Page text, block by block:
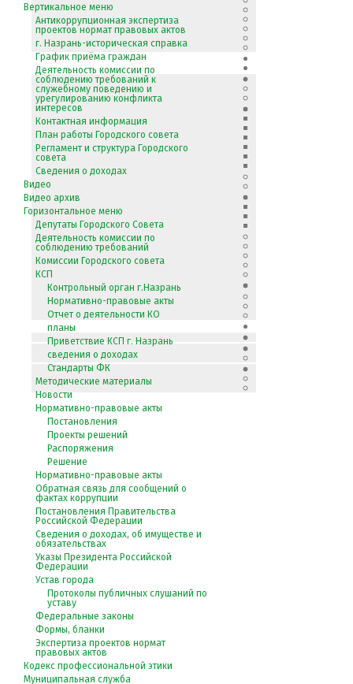
Вертикальное меню
Антикоррупционная экспертиза
проектов нормат правовых актов
г. Назрань-историческая справка
График приёма граждан
Деятельность комиссии по
соблюдению требований к
служебному поведению и
урегулированию конфликта
интересов
Контактная информация
План работы Городского совета
Регламент и структура Городского
совета
Сведения о доходах
Видео
Видео архив
Горизонтальное меню
Депутаты Городского Совета
Деятельность комиссии по
соблюдению требований
Комиссии Городского совета
КСП
Контрольный орган г.Назрань
Нормативно-правовые акты
Отчет о деятельности КО
планы
Приветствие КСП г. Назрань
сведения о доходах
Стандарты ФК
Методические материалы
Новости
Нормативно-правовые акты
Постановления
Проекты решений
Распоряжения
Решение
Нормативно-правовые акты
Обратная связь для сообщений о
фактах коррупции
Постановления Правительства
Российской Федерации
Сведения о доходах, об имуществе и
обязательствах
Указы Президента Российской
Федерации
Устав города
Протоколы публичных слушаний по
уставу
Федеральные законы
Формы, бланки
Экспертиза проектов нормат
правовых актов
Кодекс профессиональной этики
Муниципальная служба